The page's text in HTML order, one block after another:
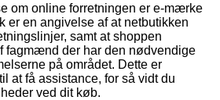
om online forretningen er e-mærke
er en angivelse af at netbutikken
samt at shoppen
fagmænd der har den nødvendige
på området. Dette er
at få assistance, for så vidt du
ved dit køb.